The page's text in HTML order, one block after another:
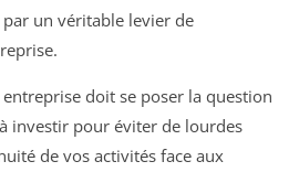
un véritable levier de
doit se poser la question
investir pour éviter de lourdes
de vos activités face aux